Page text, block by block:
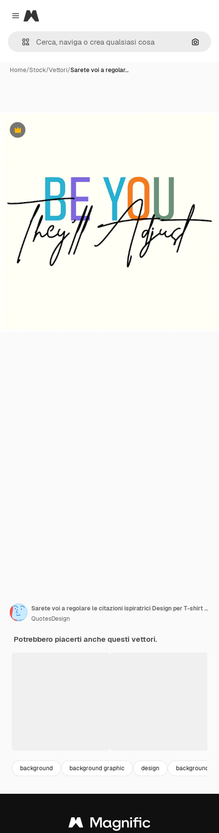
Close menu
Magnific
Cerca
Home/Stock/Vettori/Sarete voi a regolar…
Premium
Sarete voi a regolare le citazioni ispiratrici Design per T-shirt Banner Poster Sfondio
QuotesDesign
Potrebbero piacerti anche questi vettori.
background background graphic design background